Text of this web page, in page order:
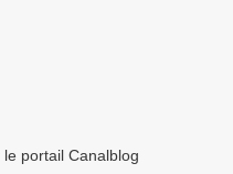
portail Canalblog